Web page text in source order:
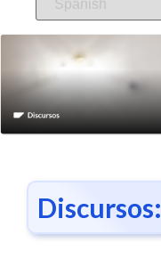
Discursos: